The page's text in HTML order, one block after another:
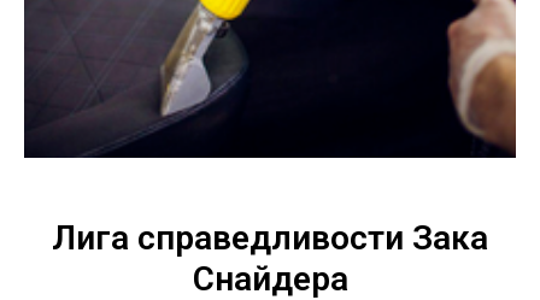
Лига справедливости Зака
Снайдера